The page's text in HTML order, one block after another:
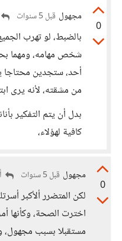
0
مجهول قبل 5 سنوات
بالضبط، لو تهرب
شخص مهامه، ومهما
أحد، ستجدين محتاجا
من مشقته، لأنه يرى
بدل أن يتم التفكير
كافية لهؤلاء،
0
مجهول قبل 5 سنوات
لكن المتضرر ألأكبر
اخترت الصحة، وكأنها
مستقبلا بسبب